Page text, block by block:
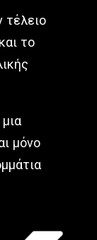
τέλειο
το
μόνο